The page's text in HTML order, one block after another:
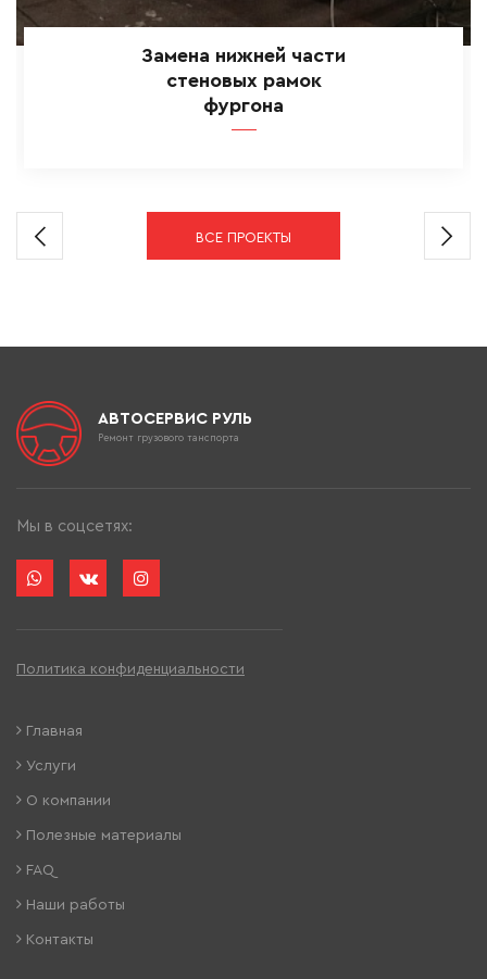
Замена нижней части
стеновых рамок
фургона
ВСЕ ПРОЕКТЫ
АВТОСЕРВИС РУЛЬ
Ремонт грузового танспорта
Мы в соцсетях:
Политика конфиденциальности
Главная
Услуги
О компании
Полезные материалы
FAQ
Наши работы
Контакты